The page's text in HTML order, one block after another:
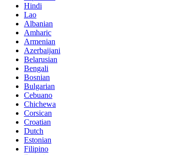
Hindi
Lao
Albanian
Amharic
Armenian
Azerbaijani
Belarusian
Bengali
Bosnian
Bulgarian
Cebuano
Chichewa
Corsican
Croatian
Dutch
Estonian
Filipino